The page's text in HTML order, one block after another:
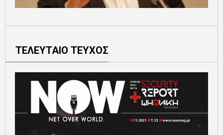
ΤΕΛΕΥΤΑΙΟ ΤΕΥΧΟΣ